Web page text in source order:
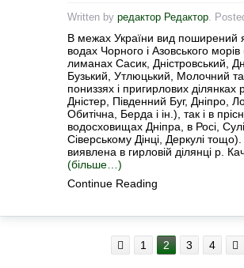
Written by редактор Редактор .
В межах України вид поширений
водах Чорного і Азовського морів
лиманах Сасик, Дністровський,
Бузький, Утлюцький, Молочний та
пониззях і пригирлових ділянках
Дністер, Південний Буг, Дніпро,
Обитічна, Берда і ін.), так і в
водосховищах Дніпра, в Росі,
Сіверському Дінці, Деркулі
виявлена в гирловій ділянці р.
(більше…)
Continue Reading
1 2 3 4